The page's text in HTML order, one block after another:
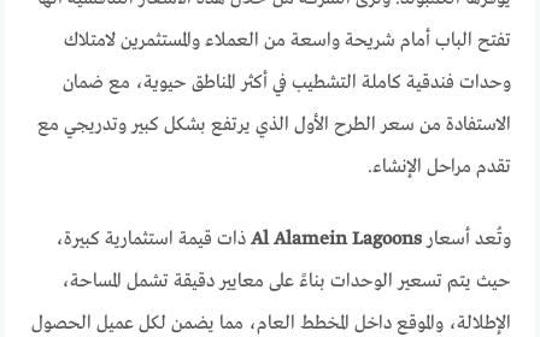
تفتح الباب أمام شريحة واسعة من العملاء والمستثمرين لامتلاك
وحدات فندقية كاملة التشطيب في أكثر المناطق حيوية، مع ضمان
الاستفادة من سعر الطرح الأول الذي يرتفع بشكل كبير وتدريجي مع
تقدم مراحل الإنشاء.
وتُعد أسعارAl Alamein Lagoons ذات قيمة استثمارية كبيرة،
حيث يتم تسعير الوحدات بناءً على معايير دقيقة تشمل المساحة،
الإطلالة، والموقع داخل المخطط العام، مما يضمن لكل عميل الحصول